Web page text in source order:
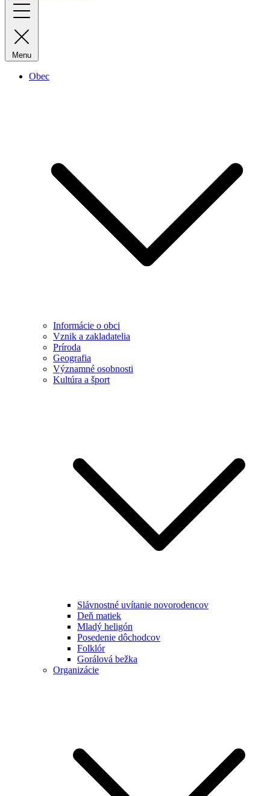
Menu
Obec
Informácie o obci
Vznik a zakladatelia
Príroda
Geografia
Významné osobnosti
Kultúra a šport
Slávnostné uvítanie novorodencov
Deň matiek
Mladý heligón
Posedenie dôchodcov
Folklór
Gorálová bežka
Organizácie